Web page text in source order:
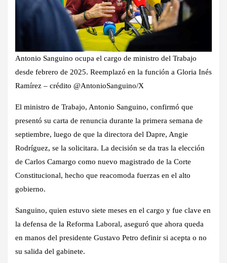
Antonio Sanguino ocupa el cargo de ministro del Trabajo
desde febrero de 2025. Reemplazó en la función a Gloria Inés
Ramírez – crédito @AntonioSanguino/X
El ministro de Trabajo, Antonio Sanguino, confirmó que
presentó su carta de renuncia durante la primera semana de
septiembre, luego de que la directora del Dapre, Angie
Rodríguez, se la solicitara. La decisión se da tras la elección
de Carlos Camargo como nuevo magistrado de la Corte
Constitucional, hecho que reacomoda fuerzas en el alto
gobierno.
Sanguino, quien estuvo siete meses en el cargo y fue clave en
la defensa de la Reforma Laboral, aseguró que ahora queda
en manos del presidente Gustavo Petro definir si acepta o no
su salida del gabinete.